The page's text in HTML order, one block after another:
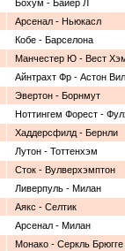
Бохум - Байер Л
Арсенал - Ньюкасл
Кобе - Барселона
Манчестер Ю - Вест
Айнтрахт Фр - Астон
Эвертон - Борнмут
Ноттингем Форест -
Хаддерсфилд - Бернли
Лутон - Тоттенхэм
Сток - Вулверхэмптон
Ливерпуль - Милан
Аякс - Селтик
Арсенал - Милан
Монако - Серкль Брюгге